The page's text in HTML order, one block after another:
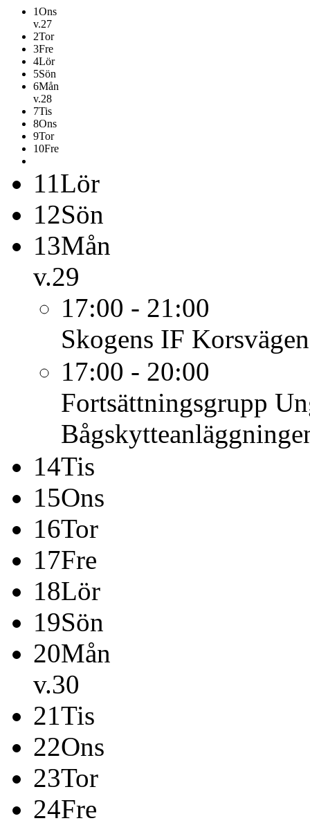
1Ons
v.27
2Tor
3Fre
4Lör
5Sön
6Mån
v.28
7Tis
8Ons
9Tor
10Fre
11Lör
12Sön
13Mån
v.29
17:00 - 21:00
Skogens IF Korsvägen
17:00 - 20:00
Fortsättningsgrupp
14Tis
15Ons
16Tor
17Fre
18Lör
19Sön
20Mån
v.30
21Tis
22Ons
23Tor
24Fre